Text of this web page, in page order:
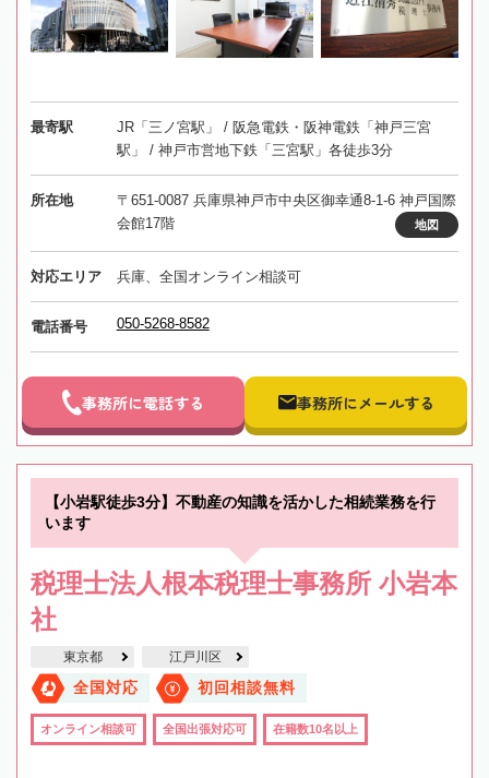
最寄駅
JR「三ノ宮駅」 / 阪急電鉄・阪神電鉄「神戸三宮
駅」 / 神戸市営地下鉄「三宮駅」各徒歩3分
所在地
〒651-0087 兵庫県神戸市中央区御幸通8-1-6 神戸国際
会館17階
地図
対応エリア 兵庫、全国オンライン相談可
電話番号 050-5268-8582
事務所に電話する 事務所にメールする
【小岩駅徒歩3分】不動産の知識を活かした相続業務を行
います
税理士法人根本税理士事務所 小岩本
社
東京都 江戸川区
全国対応 初回相談無料
オンライン相談可 全国出張対応可 在籍数10名以上